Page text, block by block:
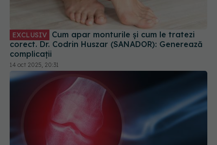
EXCLUSIV
corect. Dr. Codrin Huszar (SANADOR): Generează
complicații
14 oct 2025, 20:31